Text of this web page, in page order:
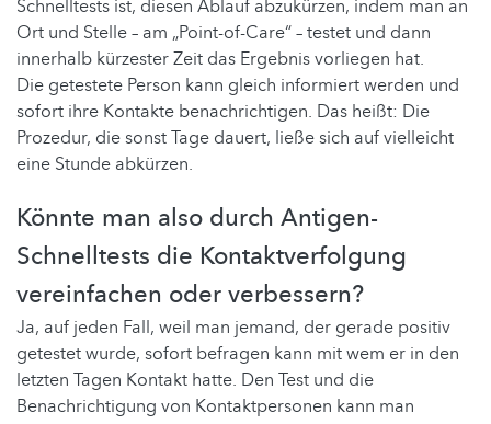
Schnelltests ist, diesen Ablauf abzukürzen, indem man an
Ort und Stelle – am „Point-of-Care“ – testet und dann
innerhalb kürzester Zeit das Ergebnis vorliegen hat.
Die getestete Person kann gleich informiert werden und
sofort ihre Kontakte benachrichtigen. Das heißt: Die
Prozedur, die sonst Tage dauert, ließe sich auf vielleicht
eine Stunde abkürzen.
Könnte man also durch Antigen-
Schnelltests die Kontaktverfolgung
vereinfachen oder verbessern?
Ja, auf jeden Fall, weil man jemand, der gerade positiv
getestet wurde, sofort befragen kann mit wem er in den
letzten Tagen Kontakt hatte. Den Test und die
Benachrichtigung von Kontaktpersonen kann man